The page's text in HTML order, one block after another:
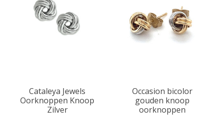
Cataleya Jewels
Oorknoppen Knoop
Zilver
Occasion bicolor
gouden knoop
oorknoppen